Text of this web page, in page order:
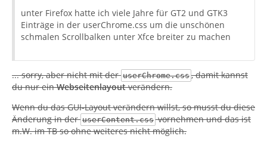
unter Firefox hatte ich viele Jahre für GT2 und GTK3
Einträge in der userChrome.css um die unschönen
schmalen Scrollbalken unter Xfce breiter zu machen
... sorry, aber nicht mit der userChrome.css , damit kannst
du nur einWebseitenlayoutverändern.
Wenn du das GUI-Layout verändern willst, so musst du diese
Änderung in der userContent.css vornehmen und das ist
m.W. im TB so ohne weiteres nicht möglich.